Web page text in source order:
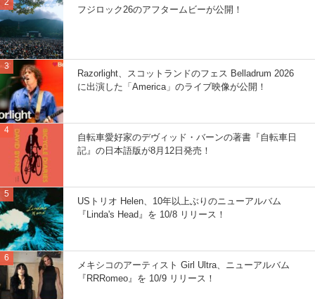
フジロック26のアフタームビーが公開！
Razorlight、スコットランドのフェス Belladrum 2026
に出演した「America」のライブ映像が公開！
自転車愛好家のデヴィッド・バーンの著書『自転車日
記』の日本語版が8月12日発売！
USトリオ Helen、10年以上ぶりのニューアルバム
『Linda's Head』を 10/8 リリース！
メキシコのアーティスト Girl Ultra、ニューアルバム
『RRRomeo』を 10/9 リリース！